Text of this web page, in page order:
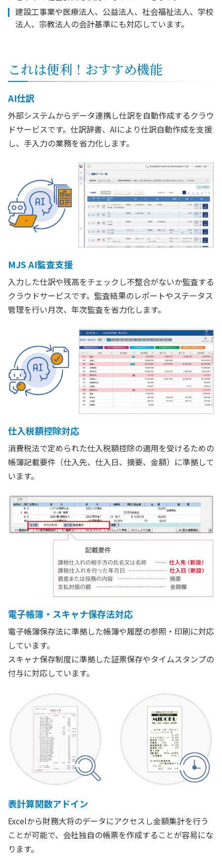
建設工事業や医療法人、公益法人、社会福祉法人、学校
法人、宗教法人の会計基準にも対応しています。
これは便利！おすすめ機能
AI仕訳
外部システムからデータ連携し仕訳を自動作成するクラウ
ドサービスです。仕訳辞書、AIにより仕訳自動作成を支援
し、手入力の業務を省力化します。
MJS AI監査支援
入力した仕訳や残高をチェックし不整合がないか監査する
クラウドサービスです。監査結果のレポートやステータス
管理を行い月次、年次監査を省力化します。
仕入税額控除対応
消費税法で定められた仕入税額控除の適用を受けるための
帳簿記載要件（仕入先、仕入日、摘要、金額）に準拠して
います。
電子帳簿・スキャナ保存法対応
電子帳簿保存法に準拠した帳簿や履歴の参照・印刷に対応
しています。
スキャナ保存制度に準拠した証票保存やタイムスタンプの
付与に対応しています。
表計算関数アドイン
Excelから財務大将のデータにアクセスし金額集計を行う
ことが可能で、会社独自の帳票を作成することが容易にな
ります。